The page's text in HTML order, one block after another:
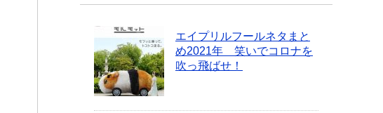
エイプリルフールネタまと
め2021年 笑いでコロナを
吹っ飛ばせ！